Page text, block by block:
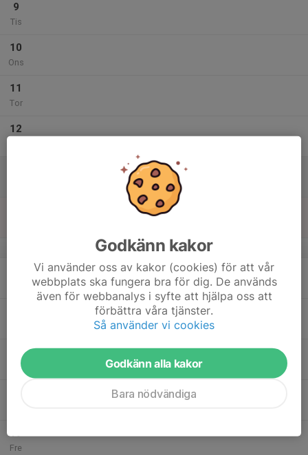
9
Tis
10
Ons
11
Tor
12
v.38
Ons
19
Fre
Godkänn kakor
Vi använder oss av kakor (cookies) för att vår
webbplats ska fungera bra för dig. De används
även för webbanalys i syfte att hjälpa oss att
förbättra våra tjänster.
Så använder vi cookies
Godkänn alla kakor
Bara nödvändiga